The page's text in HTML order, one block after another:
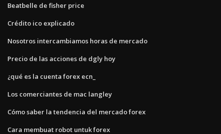
Beatbelle de fisher price
Crédito ico explicado
Nosotros intercambiamos horas de mercado
Precio de las acciones de dgly hoy
¿qué es la cuenta forex ecn_
Los comerciantes de mac langley
Cómo saber la tendencia del mercado forex
Cara membuat robot untuk forex